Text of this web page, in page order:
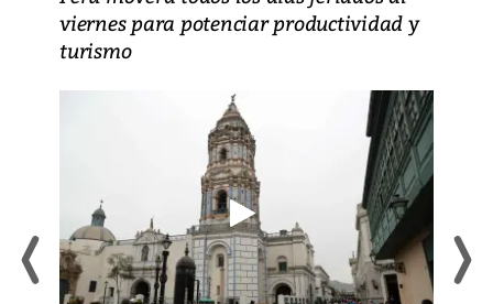
viernes para potenciar productividad y
turismo